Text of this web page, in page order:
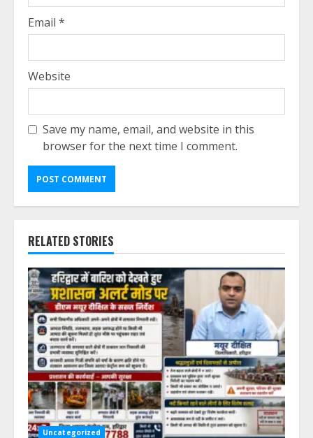
Email *
Website
Save my name, email, and website in this
browser for the next time I comment.
RELATED STORIES
Uncategorized